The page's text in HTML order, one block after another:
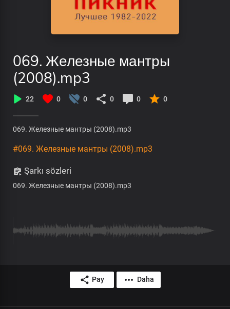
069. Железные мантры
(2008).mp3
22 0 0 0 0 0
069. Железные мантры (2008).mp3
#069. Железные мантры (2008).mp3
Şarkı sözleri
069. Железные мантры (2008).mp3
Pay Daha